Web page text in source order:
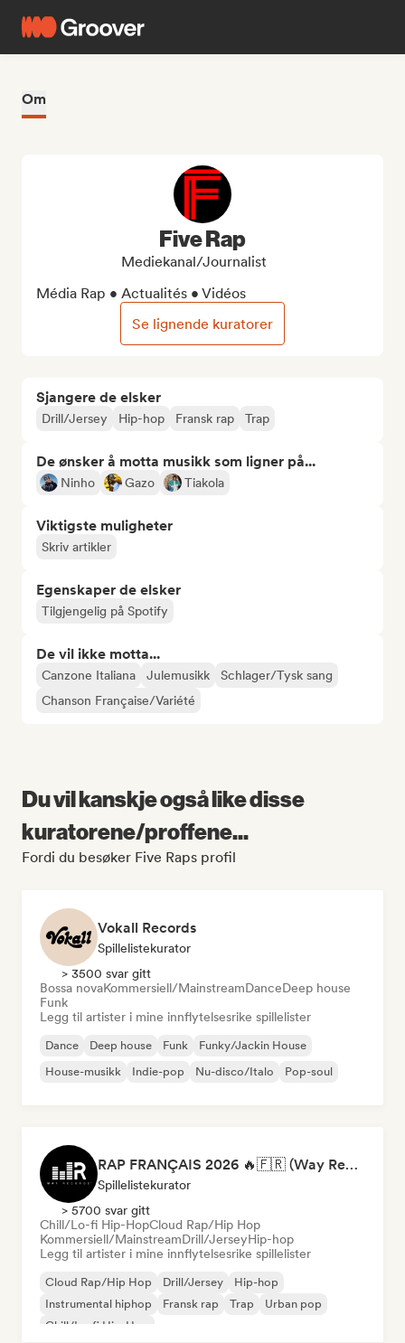
Om
Sjangere de elsker
Drill/Jersey Hip-hop Fransk rap Trap
De ønsker å motta musikk som ligner på...
Ninho Gazo Tiakola
Viktigste muligheter
Skriv artikler
Egenskaper de elsker
Tilgjengelig på Spotify
De vil ikke motta...
Canzone Italiana Julemusikk
Schlager/Tysk sang
Chanson Française/Variété
Five Rap
Mediekanal/journalist
Média Rap • Actualités • Vidéos
Se lignende kuratorer
Du vil kanskje også like disse
kuratorene/proffene...
Fordi du besøker Five Raps profil
Vokall Records
Spillelistekurator
> 3500 svar gitt
Bossa novaKommersiell/MainstreamDanceDeep house
Funk
Legg til artister i mine innflytelsesrike spillelister
Dance Deep house Funk
Funky/Jackin House
House-musikk
Indie-pop Nu-disco/Italo Pop-soul
RAP FRANÇAIS 2026 🔥🇫🇷 (Way Records)
Spillelistekurator
> 5700 svar gitt
Chill/Lo-fi Hip-HopCloud Rap/Hip Hop
Kommersiell/MainstreamDrill/JerseyHip-hop
Legg til artister i mine innflytelsesrike spillelister
Cloud Rap/Hip Hop Drill/Jersey
Hip-hop
Instrumental hiphop
Fransk rap Trap
Urban pop
Chill/Lo-fi Hip-Hop